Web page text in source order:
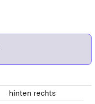
hinten rechts